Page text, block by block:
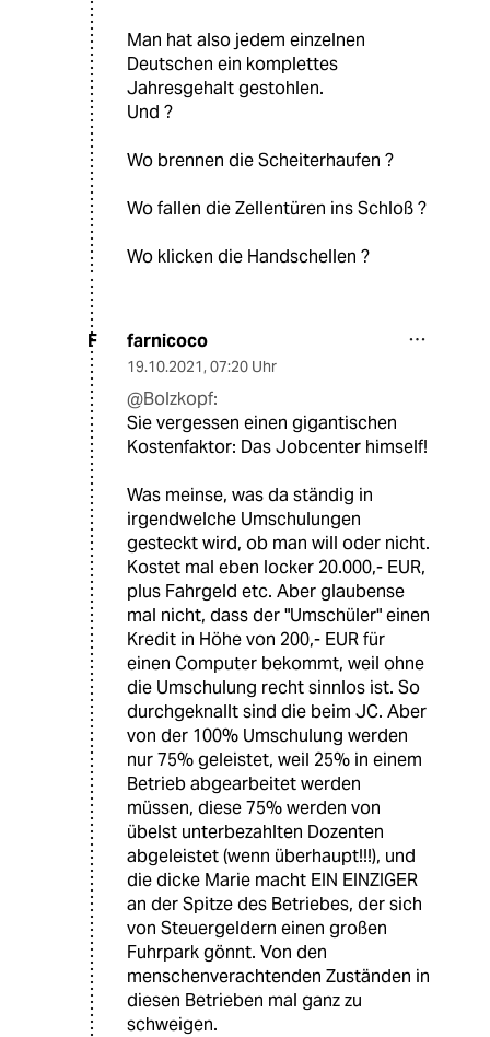
Man hat also jedem einzelnen
Deutschen ein komplettes
Jahresgehalt gestohlen.
Und ?
Wo brennen die Scheiterhaufen ?
Wo fallen die Zellentüren ins Schloß ?
Wo klicken die Handschellen ?
F farnicoco
19.10.2021, 07:20 Uhr
@Bolzkopf:
Sie vergessen einen gigantischen
Kostenfaktor: Das Jobcenter himself!
Was meinse, was da ständig in
irgendwelche Umschulungen
gesteckt wird, ob man will oder nicht.
Kostet mal eben locker 20.000,- EUR,
plus Fahrgeld etc. Aber glaubense
mal nicht, dass der "Umschüler" einen
Kredit in Höhe von 200,- EUR für
einen Computer bekommt, weil ohne
die Umschulung recht sinnlos ist. So
durchgeknallt sind die beim JC. Aber
von der 100% Umschulung werden
nur 75% geleistet, weil 25% in einem
Betrieb abgearbeitet werden
müssen, diese 75% werden von
übelst unterbezahlten Dozenten
abgeleistet (wenn überhaupt!!!), und
die dicke Marie macht EIN EINZIGER
an der Spitze des Betriebes, der sich
von Steuergeldern einen großen
Fuhrpark gönnt. Von den
menschenverachtenden Zuständen in
diesen Betrieben mal ganz zu
schweigen.